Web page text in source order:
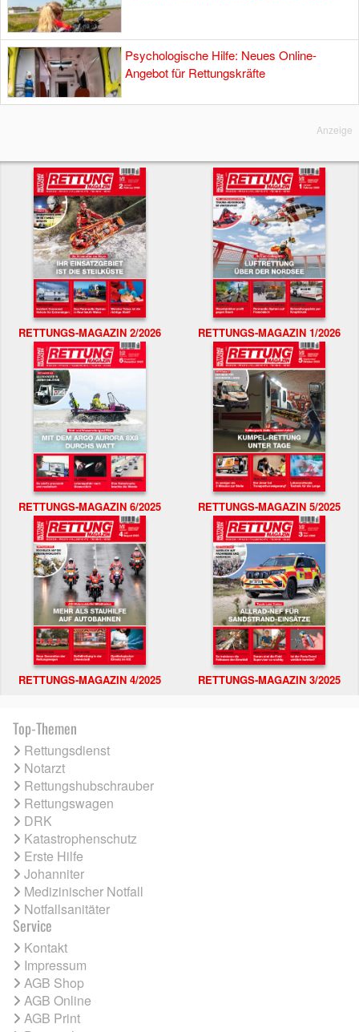
Psychologische Hilfe: Neues Online-
Angebot für Rettungskräfte
Anzeige
RETTUNGS-MAGAZIN 2/2026 RETTUNGS-MAGAZIN 1/2026
RETTUNGS-MAGAZIN 6/2025 RETTUNGS-MAGAZIN 5/2025
RETTUNGS-MAGAZIN 4/2025 RETTUNGS-MAGAZIN 3/2025
Top-Themen
Rettungsdienst
Notarzt
Rettungshubschrauber
Rettungswagen
DRK
Katastrophenschutz
Erste Hilfe
Johanniter
Medizinischer Notfall
Notfallsanitäter
Service
Kontakt
Impressum
AGB Shop
AGB Online
AGB Print